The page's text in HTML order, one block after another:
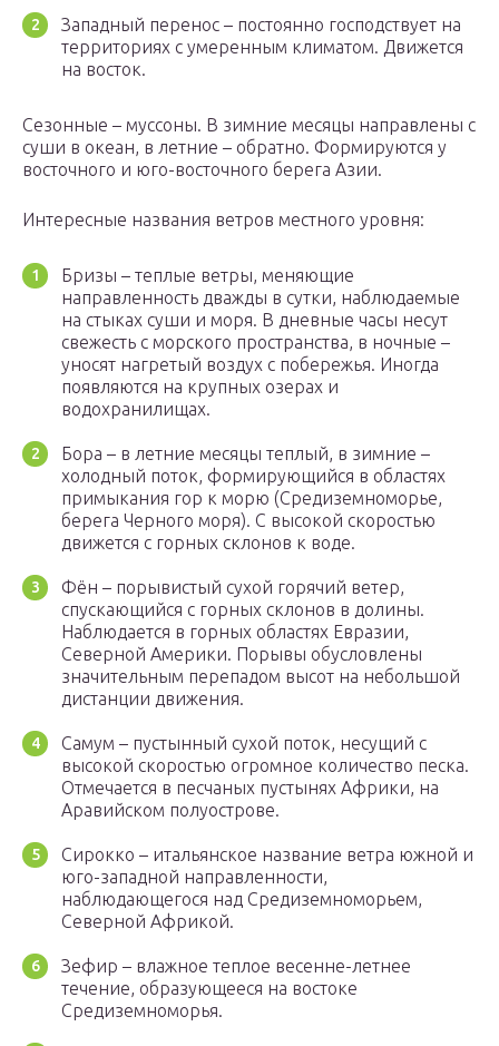
Западный перенос – постоянно господствует на
территориях с умеренным климатом. Движется
на восток.
Сезонные – муссоны. В зимние месяцы направлены с
суши в океан, в летние – обратно. Формируются у
восточного и юго-восточного берега Азии.
Интересные названия ветров местного уровня:
Бризы – теплые ветры, меняющие
направленность дважды в сутки, наблюдаемые
на стыках суши и моря. В дневные часы несут
свежесть с морского пространства, в ночные –
уносят нагретый воздух с побережья. Иногда
появляются на крупных озерах и
водохранилищах.
Бора – в летние месяцы теплый, в зимние –
холодный поток, формирующийся в областях
примыкания гор к морю (Средиземноморье,
берега Черного моря). С высокой скоростью
движется с горных склонов к воде.
Фён – порывистый сухой горячий ветер,
спускающийся с горных склонов в долины.
Наблюдается в горных областях Евразии,
Северной Америки. Порывы обусловлены
значительным перепадом высот на небольшой
дистанции движения.
Самум – пустынный сухой поток, несущий с
высокой скоростью огромное количество песка.
Отмечается в песчаных пустынях Африки, на
Аравийском полуострове.
Сирокко – итальянское название ветра южной и
юго-западной направленности,
наблюдающегося над Средиземноморьем,
Северной Африкой.
Зефир – влажное теплое весенне-летнее
течение, образующееся на востоке
Средиземноморья.